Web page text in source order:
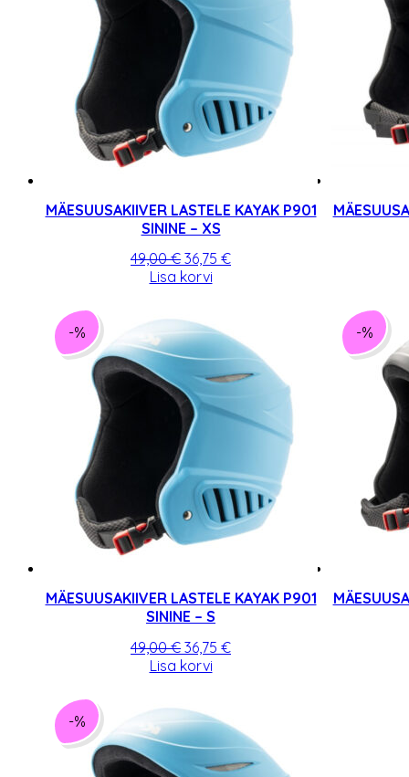
MÄESUUSAKIIVER LASTELE KAYAK P901
SININE – XS
49,00€ Algne
hind
36,75 €Praegune
Lisa korvi
-%
MÄESUUSAKIIVER LASTELE KAYAK P901
SININE – S
49,00€ Algne
hind
36,75 €Praegune
Lisa korvi
-%
-%